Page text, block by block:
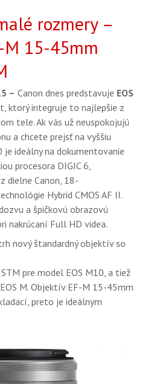
AKCIÍ
rozmery –
M 15-45mm
– Canon dnes predstavuje EOS
ktorý integruje to najlepšie z
tele. Ak vás už neuspokojujú
a chcete prejsť na vyššiu
ideálny na dokumentovanie
procesora DIGIC 6,
dielne Canon, 18-
Hybrid CMOS AF II.
a špičkovú obrazovú
nakrúcaní Full HD videa.
nový štandardný objektív so
pre model EOS M10, a tiež
M. Objektív EF-M 15-45mm
preto je ideálnym